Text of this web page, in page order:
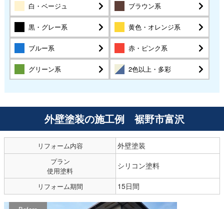
白・ベージュ ブラウン系
黒・グレー系 黄色・オレンジ系
ブルー系 赤・ピンク系
グリーン系 2色以上・多彩
外壁塗装の施工例 裾野市富沢
リフォーム内容 外壁塗装
プラン
使用塗料
シリコン塗料
リフォーム期間 15日間